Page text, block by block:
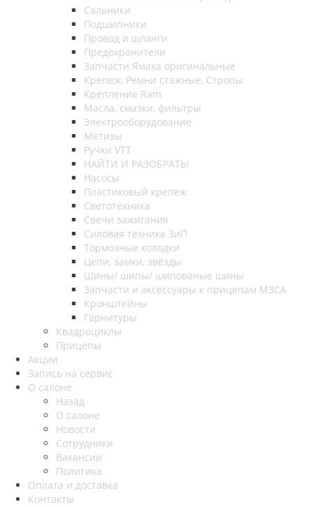
Сальники
Подшипники
Провод и шланги
Предохранители
Запчасти Ямаха оригинальные
Крепеж, Ремни стажные, Стропы
Крепление Ram
Масла, смазки, фильтры
Электрооборудование
Метизы
Ручки VTT
НАЙТИ И РАЗОБРАТЬ!
Насосы
Пластиковый крепеж
Светотехника
Свечи зажигания
Силовая техника ЗиП
Тормозные колодки
Цепи, замки, звёзды
Шины/ шипы/ шипованые шины
Запчасти и аксессуары к прицепам МЗСА
Кронштейны
Гарнитуры
Квадроциклы
Прицепы
Акции
Запись на сервис
О салоне
Назад
О салоне
Новости
Сотрудники
Вакансии
Политика
Оплата и доставка
Контакты